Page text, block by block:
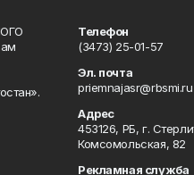
Телефон
(3473) 25-01-57
Эл. почта
priemnajasr@rbsmi.ru
Адрес
453126, РБ, г.
Комсомольская, 82
Рекламная служба